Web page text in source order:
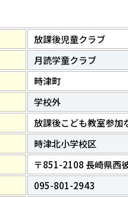
放課後児童クラブ
月読学童クラブ
時津町
学校外
放課後こども教室参加
時津北小学校区
〒851-2108 長崎県西
095-801-2943